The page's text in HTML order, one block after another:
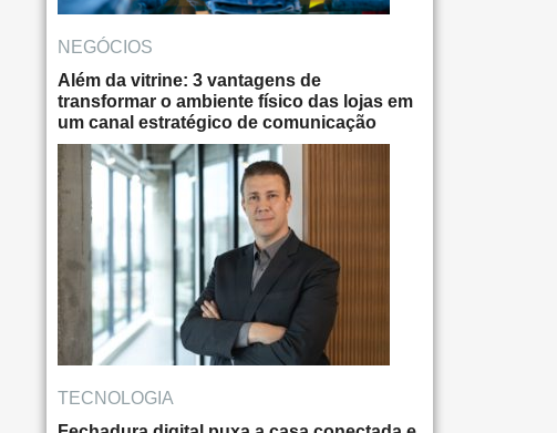
NEGÓCIOS
Além da vitrine: 3 vantagens de
transformar o ambiente físico das lojas em
um canal estratégico de comunicação
TECNOLOGIA